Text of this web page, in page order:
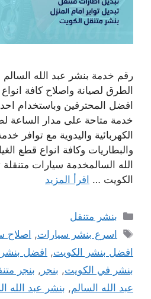
رقم خدمة بنشر عبد الله
الطرق لصيانة واصلاح كافة
افضل المحترفين وباستخدام
خدمة متاحة على مدار الساعة
الكهربائية واليدوية مع توافر
والبطاريات وكافة انواع قطع
الله السالمخدمة سيارات
الكويت … اقرأ المزيد
التصنيفات
بنشر متنقل
الوسوم
اسرع بنشر سيارات, اصلاح
افضل بنشر الكويت, افضل بنشر
بنشر في الكويت, بنجر , بنجر
عبد الله السالم, بنشر عبد الله